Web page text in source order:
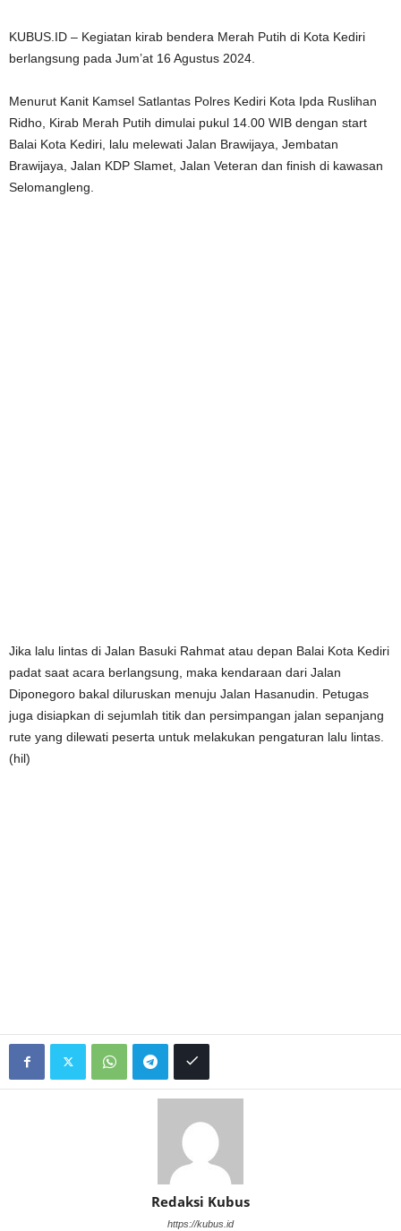
KUBUS.ID – Kegiatan kirab bendera Merah Putih di Kota Kediri
berlangsung pada Jum’at 16 Agustus 2024.
Menurut Kanit Kamsel Satlantas Polres Kediri Kota Ipda Ruslihan
Ridho, Kirab Merah Putih dimulai pukul 14.00 WIB dengan start
Balai Kota Kediri, lalu melewati Jalan Brawijaya, Jembatan
Brawijaya, Jalan KDP Slamet, Jalan Veteran dan finish di kawasan
Selomangleng.
Jika lalu lintas di Jalan Basuki Rahmat atau depan Balai Kota Kediri
padat saat acara berlangsung, maka kendaraan dari Jalan
Diponegoro bakal diluruskan menuju Jalan Hasanudin. Petugas
juga disiapkan di sejumlah titik dan persimpangan jalan sepanjang
rute yang dilewati peserta untuk melakukan pengaturan lalu lintas.
(hil)
Redaksi Kubus
https://kubus.id